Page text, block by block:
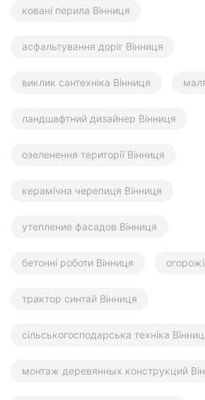
ковані перила Вінниця
асфальтування доріг Вінниця
виклик сантехніка Вінниця
ландшафтний дизайнер Вінниця
озеленення території Вінниця
керамічна черепиця Вінниця
утепление фасадов Вінниця
бетонні роботи Вінниця
трактор синтай Вінниця
сільськогосподарська техніка
монтаж деревянных конструкций